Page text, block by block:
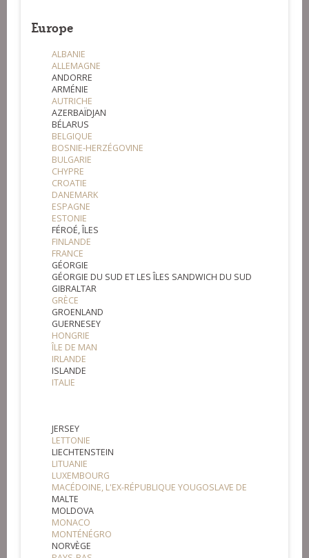
Europe
ALBANIE
ALLEMAGNE
ANDORRE
ARMÉNIE
AUTRICHE
AZERBAÏDJAN
BÉLARUS
BELGIQUE
BOSNIE-HERZÉGOVINE
BULGARIE
CHYPRE
CROATIE
DANEMARK
ESPAGNE
ESTONIE
FÉROÉ, ÎLES
FINLANDE
FRANCE
GÉORGIE
GÉORGIE DU SUD ET LES ÎLES SANDWICH DU SUD
GIBRALTAR
GRÈCE
GROENLAND
GUERNESEY
HONGRIE
ÎLE DE MAN
IRLANDE
ISLANDE
ITALIE
JERSEY
LETTONIE
LIECHTENSTEIN
LITUANIE
LUXEMBOURG
MACÉDOINE, L'EX-RÉPUBLIQUE YOUGOSLAVE DE
MALTE
MOLDOVA
MONACO
MONTÉNÉGRO
NORVÈGE